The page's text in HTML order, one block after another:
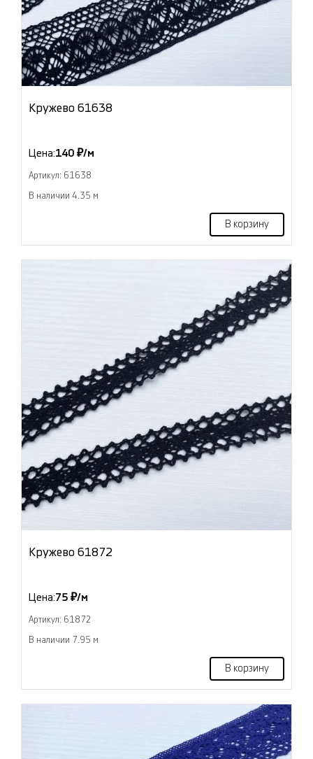
Кружево 61638
Цена:140 ₽/м
Артикул: 61638
В наличии 4.35 м
В корзину
Кружево 61872
Цена:75 ₽/м
Артикул: 61872
В наличии 7.95 м
В корзину